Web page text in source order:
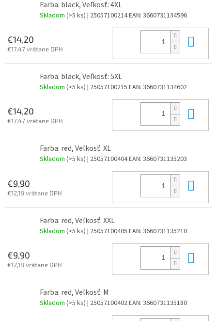
Farba: black, Veľkosť: 4XL
Skladom (>5 ks) | 25057100214EAN: 3660731134596
€14,20
€17,47 vrátane DPH
Farba: black, Veľkosť: 5XL
Skladom (>5 ks) | 25057100215 EAN: 3660731134602
€14,20
€17,47 vrátane DPH
Farba: red, Veľkosť: XL
Skladom (>5 ks) | 25057100404EAN: 3660731135203
€9,90
€12,18 vrátane DPH
Farba: red, Veľkosť: XXL
Skladom (>5 ks) | 25057100405 EAN: 3660731135210
€9,90
€12,18 vrátane DPH
Farba: red, Veľkosť: M
Skladom (>5 ks) | 25057100402EAN: 3660731135180